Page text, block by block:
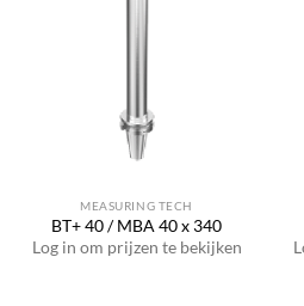
MEASURING TECH
BT+ 40 / MBA 40 x 340
Log in om prijzen te bekijken